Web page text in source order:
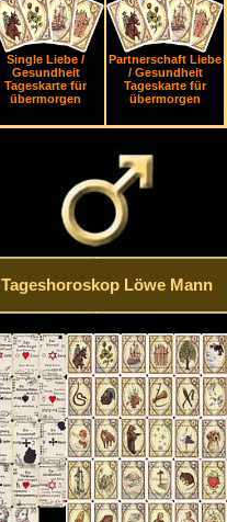
Single Liebe /
Gesundheit
Tageskarte für
übermorgen
Partnerschaft Liebe
/ Gesundheit
Tageskarte für
übermorgen
Tageshoroskop Löwe Mann